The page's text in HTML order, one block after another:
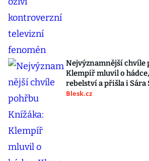
Nejvýznamnější chvíle
Klempíř mluvil o
rebelství a přišla i Sára
Blesk.cz